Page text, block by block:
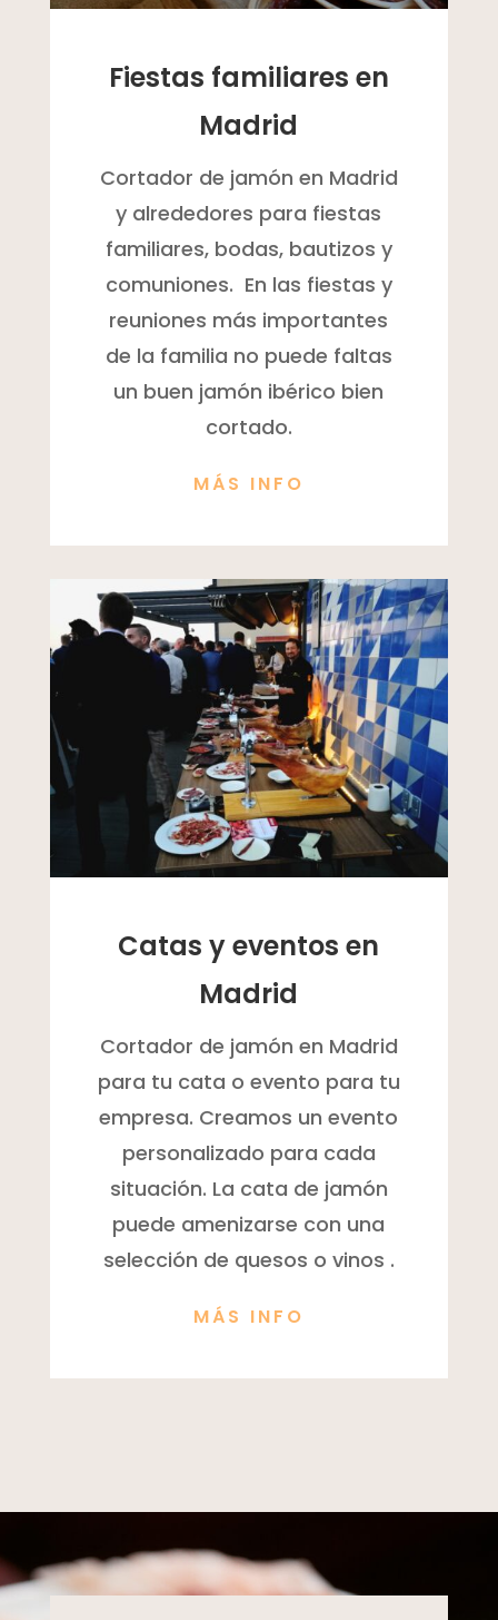
Fiestas familiares en
Madrid
Cortador de jamón en Madrid
y alrededores para fiestas
familiares, bodas, bautizos y
comuniones. En las fiestas y
reuniones más importantes
de la familia no puede faltas
un buen jamón ibérico bien
cortado.
MÁS INFO
Catas y eventos en
Madrid
Cortador de jamón en Madrid
para tu cata o evento para tu
empresa. Creamos un evento
personalizado para cada
situación. La cata de jamón
puede amenizarse con una
selección de quesos o vinos .
MÁS INFO